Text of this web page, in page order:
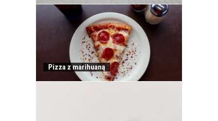
Pizza z marihuaną